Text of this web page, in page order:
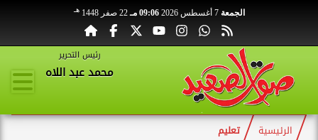
الجمعة 7 أغسطس 2026 09:06 مـ 22 صفر 1448 هـ
رئيس التحرير
محمد عبد اللاه
الرئيسية تعليم